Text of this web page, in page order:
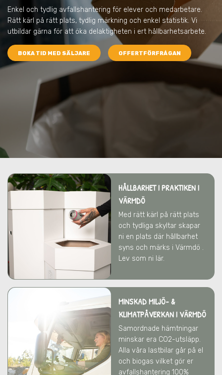
Enkel och tydlig avfallshantering för elever och medarbetare.
Rätt kärl på rätt plats, tydlig märkning och enkel statistik. Vi
utbildar gärna för att öka delaktigheten i ert hållbarhetsarbete.
BOKA TID MED SÄLJARE OFFERTFÖRFRÅGAN
HÅLLBARHET I PRAKTIKEN I
VÄRMDÖ
Med rätt kärl på rätt plats
och tydliga skyltar skapar
ni en plats där hållbarhet
syns och märks i Värmdö .
Lev som ni lär.
MINSKAD MILJÖ- &
KLIMATPÅVERKANI VÄRMDÖ
Samordnade hämtningar
minskar era CO2-utsläpp.
Alla våra lastbilar går på el
och biogas vilket gör er
avfallshantering 100%